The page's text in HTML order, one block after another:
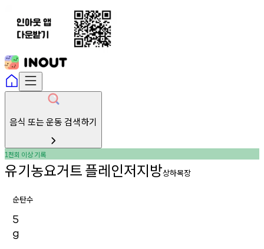
음식 또는 운동 검색하기
1천회 이상기록
유기농요거트플레인저지방상하목장
순탄수
5
g